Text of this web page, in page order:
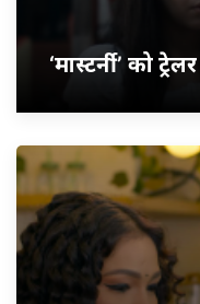
‘मास्टर्नी’ को